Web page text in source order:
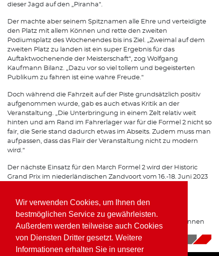
Wir verwenden Cookies, um Ihnen den
bestmöglichen Service zu gewährleisten.
Außerdem werden teilweise auch Cookies
von Diensten Dritter gesetzt. Weitere
Informationen erhalten Sie in unserer
dieser Jagd auf den „Piranha“.
Der machte aber seinem Spitznamen alle Ehre und verteidigte
den Platz mit allem Können und rette den zweiten
Podiumsplatz des Wochenendes bis ins Ziel. „Zweimal auf dem
zweiten Platz zu landen ist ein super Ergebnis für das
Auftaktwochenende der Meisterschaft“, zog Wolfgang
Kaufmann Bilanz. „Dazu vor so viel tollem und begeisterten
Publikum zu fahren ist eine wahre Freude.“
Doch während die Fahrzeit auf der Piste grundsätzlich positiv
aufgenommen wurde, gab es auch etwas Kritik an der
Veranstaltung. „Die Unterbringung in einem Zelt relativ weit
hinten und am Rand im Fahrerlager war für die Formel 2 nicht so
fair, die Serie stand dadurch etwas im Abseits. Zudem muss man
aufpassen, dass das Flair der Veranstaltung nicht zu modern
wird.“
Der nächste Einsatz für den March Formel 2 wird der Historic
Grand Prix im niederländischen Zandvoort vom 16.-18. Juni 2023
Zusätzlich zum historischen Programm zeichnet sich am
Horizont auch eine mögliche Rückkehr in den modernen
Sportwagen-Zirkus an. Derzeit laufen Gespräche über Rennen
16.05.2023